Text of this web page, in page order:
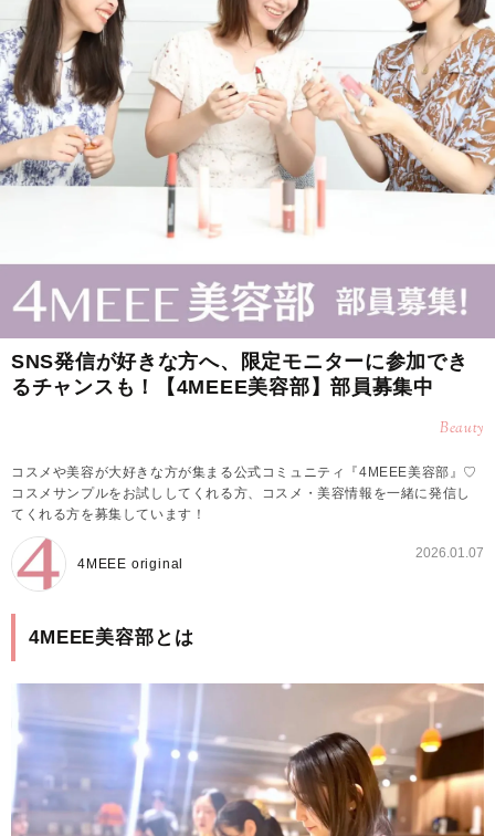
SNS発信が好きな方へ、限定モニターに参加でき
るチャンスも！【4MEEE美容部】部員募集中
Beauty
コスメや美容が大好きな方が集まる公式コミュニティ『4MEEE美容部』♡
コスメサンプルをお試ししてくれる方、コスメ・美容情報を一緒に発信し
てくれる方を募集しています！
4MEEE original
2026.01.07
4MEEE美容部とは